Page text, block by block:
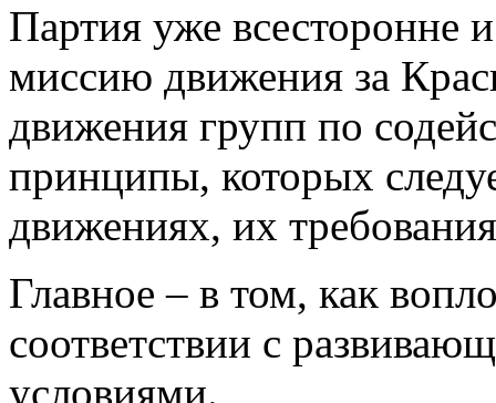
Партия уже всесторонне
миссию движения за
движения групп по
принципы, которых
движениях, их
Главное – в том, как
соответствии с
условиями.